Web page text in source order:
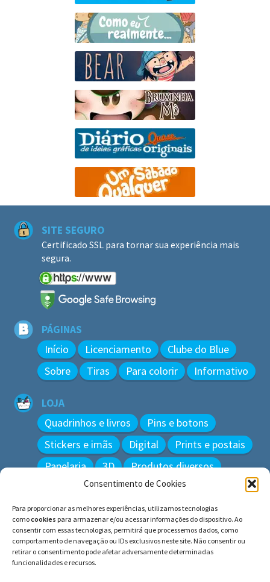
Consentimento de Cookies
Para proporcionar as melhores experiências, utilizamos tecnologias
comocookies para armazenar e/ou acessar informações do dispositivo. Ao
consentir com essas tecnologias, permitirá que processemos dados, como
comportamento de navegação ou IDs exclusivos neste site. Não consentir ou
retirar o consentimento pode afetar adversamente determinadas
funcionalidades e recursos.
SITE SEGURO
Certificado SSL para tornar sua experiência mais
segura.
PÁGINAS
Início Licenciamento
Clube do Blue
Sobre
Tiras Para colorir Informativo
LOJA
Quadrinhos e livros
Pins e botons
Stickers e imãs
Digital
Prints e postais
Papelaria
3D Produtos diversos
Pesquisar
por: